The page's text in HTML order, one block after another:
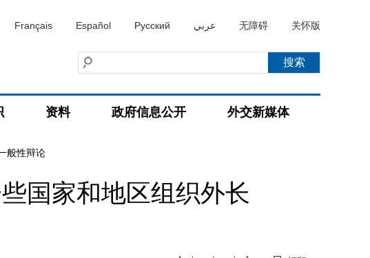
Français Español Русский عربي 无障碍 关怀版
资料 政府信息公开 外交新媒体
般性辩论
国家和地区组织外长